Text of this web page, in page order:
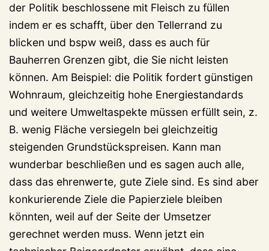
der Politik beschlossene mit Fleisch zu füllen
indem er es schafft, über den Tellerrand zu
blicken und bspw weiß, dass es auch für
Bauherren Grenzen gibt, die Sie nicht leisten
können. Am Beispiel: die Politik fordert günstigen
Wohnraum, gleichzeitig hohe Energiestandards
und weitere Umweltaspekte müssen erfüllt sein, z.
B. wenig Fläche versiegeln bei gleichzeitig
steigenden Grundstückspreisen. Kann man
wunderbar beschließen und es sagen auch alle,
dass das ehrenwerte, gute Ziele sind. Es sind aber
konkurierende Ziele die Papierziele bleiben
könnten, weil auf der Seite der Umsetzer
gerechnet werden muss. Wenn jetzt ein